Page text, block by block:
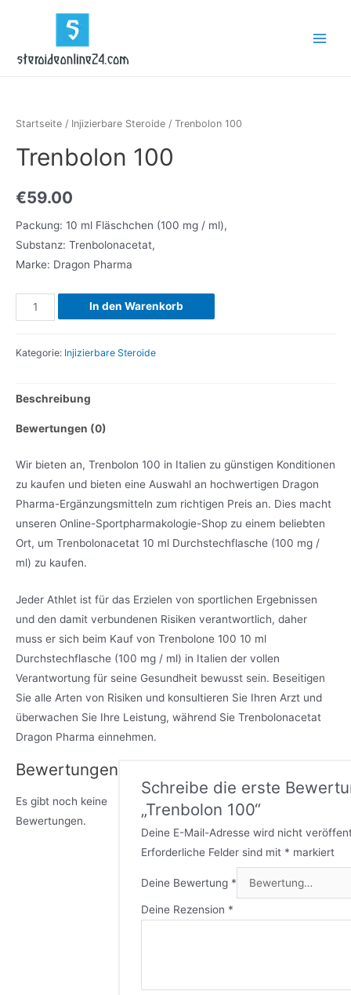
Startseite / Injizierbare Steroide / Trenbolon 100
Trenbolon 100
€59.00
Packung: 10 ml Fläschchen (100 mg / ml),
Substanz: Trenbolonacetat,
Marke: Dragon Pharma
Trenbolon
100
In den Warenkorb
Kategorie: Injizierbare Steroide
Beschreibung
Bewertungen (0)
Wir bieten an, Trenbolon 100 in Italien zu günstigen Konditionen
zu kaufen und bieten eine Auswahl an hochwertigen Dragon
Pharma-Ergänzungsmitteln zum richtigen Preis an. Dies macht
unseren Online-Sportpharmakologie-Shop zu einem beliebten
Ort, um Trenbolonacetat 10 ml Durchstechflasche (100 mg /
ml) zu kaufen.
Jeder Athlet ist für das Erzielen von sportlichen Ergebnissen
und den damit verbundenen Risiken verantwortlich, daher
muss er sich beim Kauf von Trenbolone 100 10 ml
Durchstechflasche (100 mg / ml) in Italien der vollen
Verantwortung für seine Gesundheit bewusst sein. Beseitigen
Sie alle Arten von Risiken und konsultieren Sie Ihren Arzt und
überwachen Sie Ihre Leistung, während Sie Trenbolonacetat
Dragon Pharma einnehmen.
Bewertungen
Es gibt noch keine
Bewertungen.
Schreibe die erste
„Trenbolon 100“
Deine E-Mail-Adresse wird nicht
Erforderliche Felder sind mit * markiert
Deine Bewertung *
Deine Rezension *